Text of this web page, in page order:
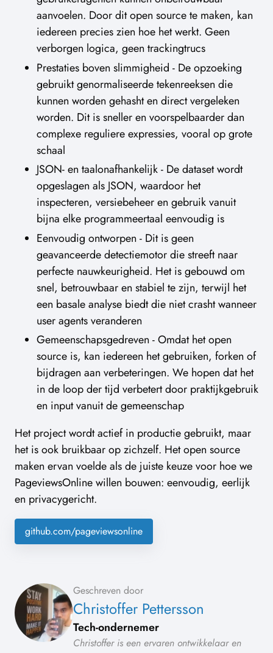
aanvoelen. Door dit open source te maken, kan
iedereen precies zien hoe het werkt. Geen
verborgen logica, geen trackingtrucs
Prestaties boven slimmigheid - De opzoeking
gebruikt genormaliseerde tekenreeksen die
kunnen worden gehasht en direct vergeleken
worden. Dit is sneller en voorspelbaarder dan
complexe reguliere expressies, vooral op grote
schaal
JSON- en taalonafhankelijk - De dataset wordt
opgeslagen als JSON, waardoor het
inspecteren, versiebeheer en gebruik vanuit
bijna elke programmeertaal eenvoudig is
Eenvoudig ontworpen - Dit is geen
geavanceerde detectiemotor die streeft naar
perfecte nauwkeurigheid. Het is gebouwd om
snel, betrouwbaar en stabiel te zijn, terwijl het
een basale analyse biedt die niet crasht wanneer
user agents veranderen
Gemeenschapsgedreven - Omdat het open
source is, kan iedereen het gebruiken, forken of
bijdragen aan verbeteringen. We hopen dat het
in de loop der tijd verbetert door praktijkgebruik
en input vanuit de gemeenschap
Het project wordt actief in productie gebruikt, maar
het is ook bruikbaar op zichzelf. Het open source
maken ervan voelde als de juiste keuze voor hoe we
PageviewsOnline willen bouwen: eenvoudig, eerlijk
en privacygericht.
github.com/pageviewsonline
Geschreven door
Christoffer Pettersson
Tech-ondernemer
Christoffer is een ervaren ontwikkelaar en